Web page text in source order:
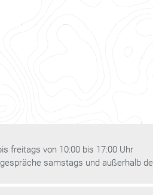
freitags von 10:00 bis 17:00 Uhr
samstags und außerhalb